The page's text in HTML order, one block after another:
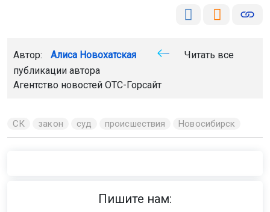
Автор: Алиса Новохатская
Читать все
публикации автора
Агентство новостей ОТС-Горсайт
СК закон суд происшествия Новосибирск
Пишите нам: